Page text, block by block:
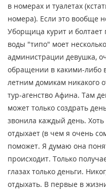
в номерах и туалетах
номера). Если это вообще
Уборщица курит и
воды "типо" моет
администрации девушка,
обращении в какими-либо
летним домикам никакого
тур-агенство Афина. Там
может только создрать
звонила каждый день.
отдыхает (в чем я очень
поможет. Я думаю она
происходит. Только
глазах только деньги.
отдыхать. В первые в